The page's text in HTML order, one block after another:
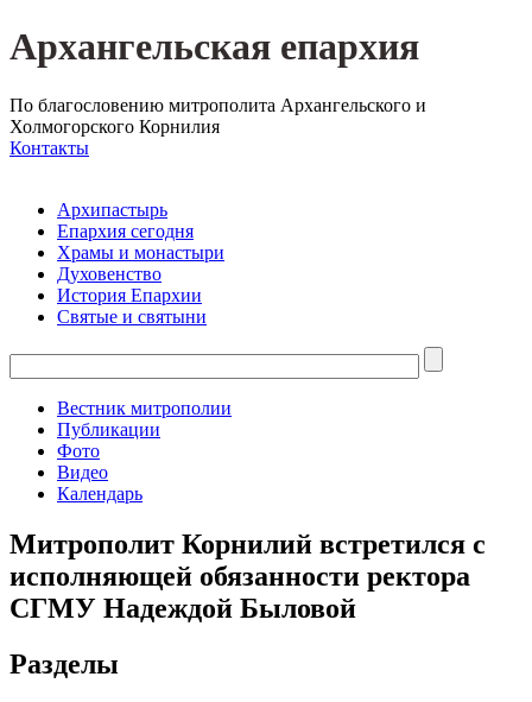
Архангельская епархия
По благословению митрополита Архангельского и
Холмогорского Корнилия
Контакты
Архипастырь
Епархия сегодня
Храмы и монастыри
Духовенство
История Епархии
Святые и святыни
Вестник митрополии
Публикации
Фото
Видео
Календарь
Митрополит Корнилий встретился с
исполняющей обязанности ректора
СГМУ Надеждой Быловой
Разделы